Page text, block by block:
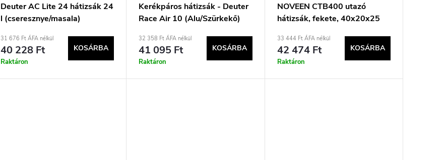
Deuter AC Lite 24 hátizsák 24
l (cseresznye/masala)
31 676 Ft ÁFA nélkül
40 228 Ft
Raktáron
KOSÁRBA
Kerékpáros hátizsák - Deuter
Race Air 10 (Alu/Szürkekő)
32 358 Ft ÁFA nélkül
41 095 Ft
Raktáron
KOSÁRBA
NOVEEN CTB400 utazó
hátizsák, fekete, 40x20x25
33 444 Ft ÁFA nélkül
42 474 Ft
Raktáron
KOSÁRBA